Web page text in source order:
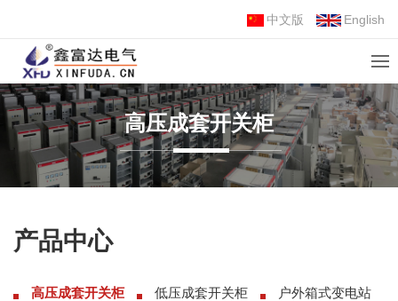
中文版 English
高压成套开关柜
产品中心
高压成套开关柜 低压成套开关柜 户外箱式变电站